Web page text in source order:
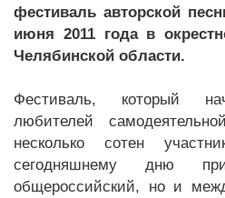
фестиваль авторской
июня 2011 года в
Челябинской области.
Фестиваль, который
любителей
несколько сотен
сегодняшнему дню
общероссийский, но и